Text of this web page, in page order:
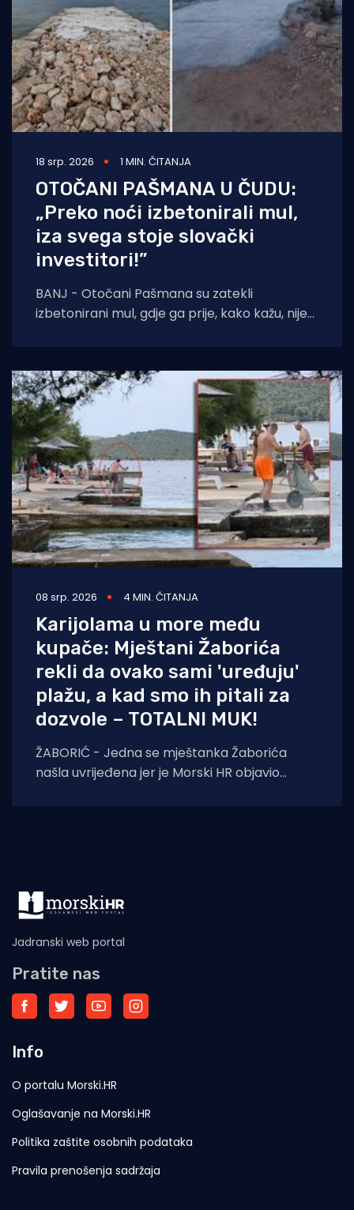
18 srp. 2026 1 MIN. ČITANJA
OTOČANI PAŠMANA U ČUDU:
„Preko noći izbetonirali mul,
iza svega stoje slovački
investitori!”
BANJ - Otočani Pašmana su zatekli
izbetonirani mul, gdje ga prije, kako kažu, nije
08 srp. 2026 4 MIN. ČITANJA
Karijolama u more među
kupače: Mještani Žaborića
rekli da ovako sami 'uređuju'
plažu, a kad smo ih pitali za
dozvole – TOTALNI MUK!
ŽABORIĆ - Jedna se mještanka Žaborića
našla uvrijeđena jer je Morski HR objavio
Jadranski web portal
Pratite nas
Info
O portalu Morski.HR
Oglašavanje na Morski.HR
Politika zaštite osobnih podataka
Pravila prenošenja sadržaja